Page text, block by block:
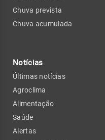
Chuva prevista
Chuva acumulada
Notícias
Últimas notícias
Agroclima
Alimentação
Saúde
Alertas